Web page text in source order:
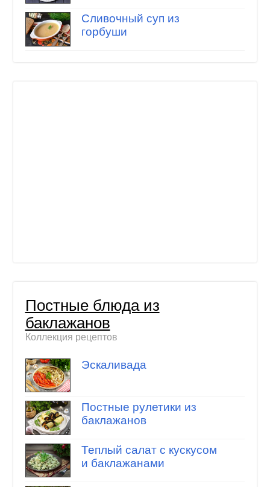
Сливочный суп из
горбуши
Постные блюда из
баклажанов
Коллекция рецептов
Эскаливада
Постные рулетики из
баклажанов
Теплый салат с кускусом
и баклажанами